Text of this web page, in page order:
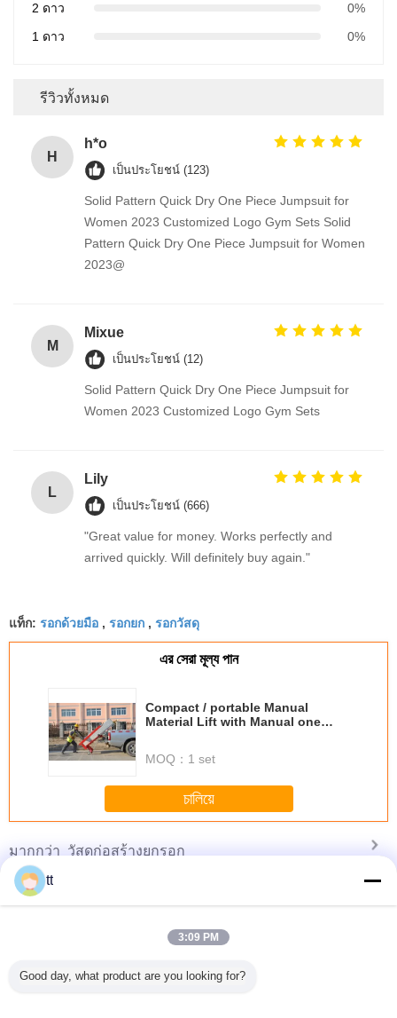
2 ดาว
0%
1 ดาว
0%
รีวิวทั้งหมด
H
h*o
เป็นประโยชน์ (123)
Solid Pattern Quick Dry One Piece Jumpsuit for
Women 2023 Customized Logo Gym Sets Solid
Pattern Quick Dry One Piece Jumpsuit for Women
2023@
M
Mixue
เป็นประโยชน์ (12)
Solid Pattern Quick Dry One Piece Jumpsuit for
Women 2023 Customized Logo Gym Sets
L
Lily
เป็นประโยชน์ (666)
"Great value for money. Works perfectly and
arrived quickly. Will definitely buy again."
แท็ก: รอกด้วยมือ , รอกยก , รอกวัสดุ
এর সেরা মূল্য পান
Compact / portable Manual
Material Lift with Manual one
MOQ： 1 set
চালিয়ে
มากกว่า วัสดุก่อสร้างยกรอก
Foot
Passenger Hoists,
Compact and
tt
3:09 PM
Good day, what product are you looking for?